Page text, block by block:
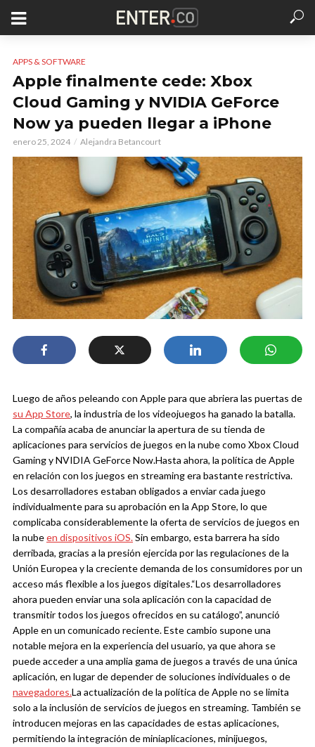
APPS & SOFTWARE
Apple finalmente cede: Xbox
Cloud Gaming y NVIDIA GeForce
Now ya pueden llegar a iPhone
enero 25, 2024 Alejandra Betancourt
Luego de años peleando con Apple para que abriera las puertas de
su App Store, la industria de los videojuegos ha ganado la batalla.
La compañía acaba de anunciar la apertura de su tienda de
aplicaciones para servicios de juegos en la nube como Xbox Cloud
Gaming y NVIDIA GeForce Now.Hasta ahora, la política de Apple
en relación con los juegos en streaming era bastante restrictiva.
Los desarrolladores estaban obligados a enviar cada juego
individualmente para su aprobación en la App Store, lo que
complicaba considerablemente la oferta de servicios de juegos en
la nubeen dispositivos iOS.Sin embargo, esta barrera ha sido
derribada, gracias a la presión ejercida por las regulaciones de la
Unión Europea y la creciente demanda de los consumidores por un
acceso más flexible a los juegos digitales.“Los desarrolladores
ahora pueden enviar una sola aplicación con la capacidad de
transmitir todos los juegos ofrecidos en su catálogo”, anunció
Apple en un comunicado reciente. Este cambio supone una
notable mejora en la experiencia del usuario, ya que ahora se
puede acceder a una amplia gama de juegos a través de una única
aplicación, en lugar de depender de soluciones individuales o de
navegadores.La actualización de la política de Apple no se limita
solo a la inclusión de servicios de juegos en streaming. También se
introducen mejoras en las capacidades de estas aplicaciones,
permitiendo la integración de miniaplicaciones, minijuegos,